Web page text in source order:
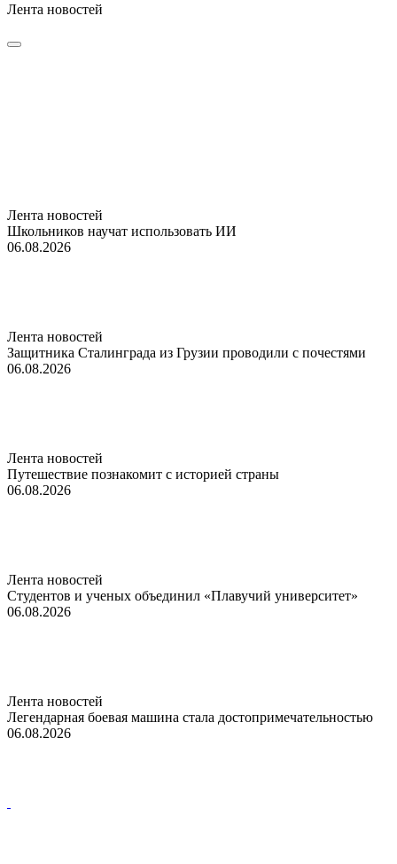
Лента новостей
Лента новостей
Школьников научат использовать ИИ
06.08.2026
Лента новостей
Защитника Сталинграда из Грузии проводили с почестями
06.08.2026
Лента новостей
Путешествие познакомит с историей страны
06.08.2026
Лента новостей
Студентов и ученых объединил «Плавучий университет»
06.08.2026
Лента новостей
Легендарная боевая машина стала достопримечательностью
06.08.2026